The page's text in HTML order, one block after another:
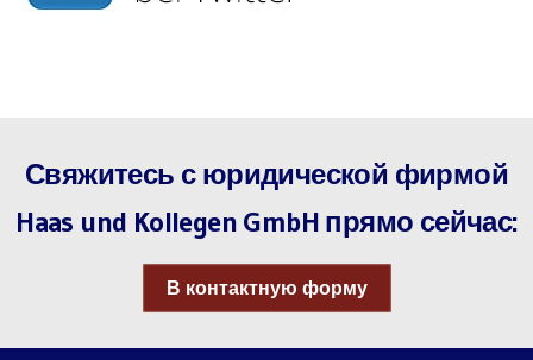
Свяжитесь с юридической фирмой
Haas und Kollegen GmbH прямо сейчас:
В контактную форму